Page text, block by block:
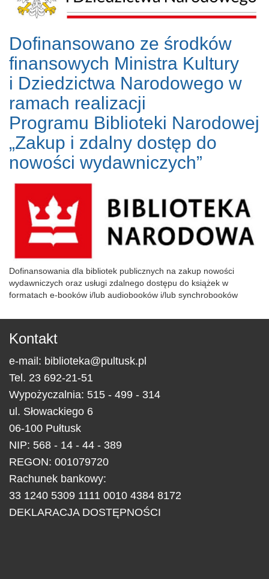
Dofinansowano ze środków
finansowych Ministra Kultury
i Dziedzictwa Narodowego w
ramach realizacji
Programu Biblioteki Narodowej
„Zakup i zdalny dostęp do
nowości wydawniczych”
Dofinansowania dla bibliotek publicznych na zakup nowości
wydawniczych oraz usługi zdalnego dostępu do książek w
formatach e-booków i/lub audiobooków i/lub synchrobooków
Kontakt
e-mail: biblioteka@pultusk.pl
Tel. 23 692-21-51
Wypożyczalnia: 515 - 499 - 314
ul. Słowackiego 6
06-100 Pułtusk
NIP: 568 - 14 - 44 - 389
REGON: 001079720
Rachunek bankowy:
33 1240 5309 1111 0010 4384 8172
DEKLARACJA DOSTĘPNOŚCI